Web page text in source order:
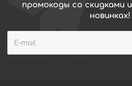
промокоды со скидками
новинках!